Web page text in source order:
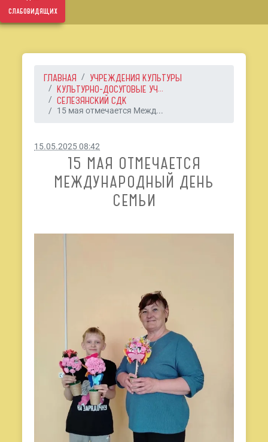
слабовидящих
ГЛАВНАЯ
УЧРЕЖДЕНИЯ КУЛЬТУРЫ
КУЛЬТУРНО-ДОСУГОВЫЕ УЧ...
СЕЛЕЗЯНСКИЙ СДК
15 мая отмечается Межд...
15.05.2025 08:42
15 МАЯ ОТМЕЧАЕТСЯ
МЕЖДУНАРОДНЫЙ ДЕНЬ
СЕМЬИ